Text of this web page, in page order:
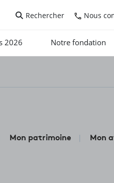
Rechercher Nous
2026 Notre fondation
Mon patrimoine Mon